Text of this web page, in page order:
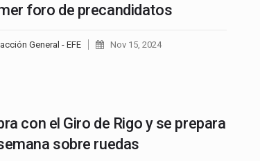
foro de precandidatos
General - EFE Nov 15, 2024
con el Giro de Rigo y se prepara
sobre ruedas